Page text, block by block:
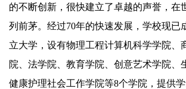
的不断创新，很快建立了卓越的声誉，在
列前茅。经过70年的快速发展，学校现已
立大学，设有物理工程计算机科学学院、
院、法学院、教育学院、创意艺术学院、
健康护理社会工作学院等8个学院，提供